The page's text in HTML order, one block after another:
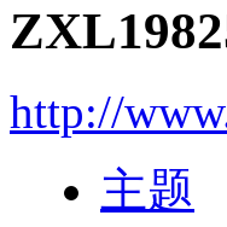
http://
主题